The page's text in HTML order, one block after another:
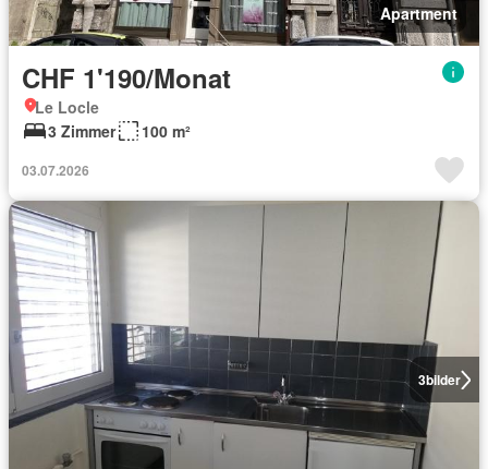
Apartment
CHF 1'190/Monat
Le Locle
3 Zimmer
100 m²
03.07.2026
3bilder